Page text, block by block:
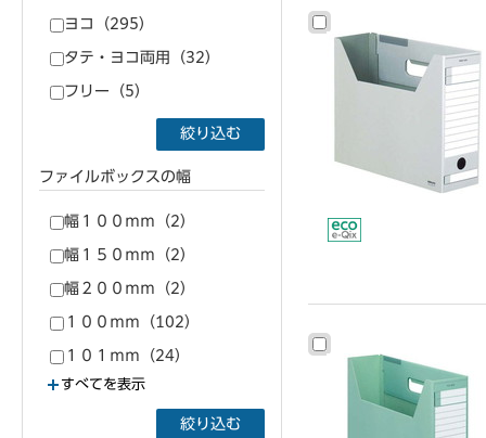
ヨコ（295）
タテ・ヨコ両用（32）
フリー（5）
絞り込む
ファイルボックスの幅
幅１００ｍｍ（2）
幅１５０ｍｍ（2）
幅２００ｍｍ（2）
１００ｍｍ（102）
１０１ｍｍ（24）
すべてを表示
絞り込む